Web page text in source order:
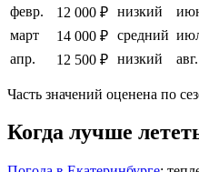
февр.
12 000 ₽ низкий
март
14 000 ₽ средний
апр.
12 500 ₽ низкий авг.
Часть значений оценена по
Когда лучше